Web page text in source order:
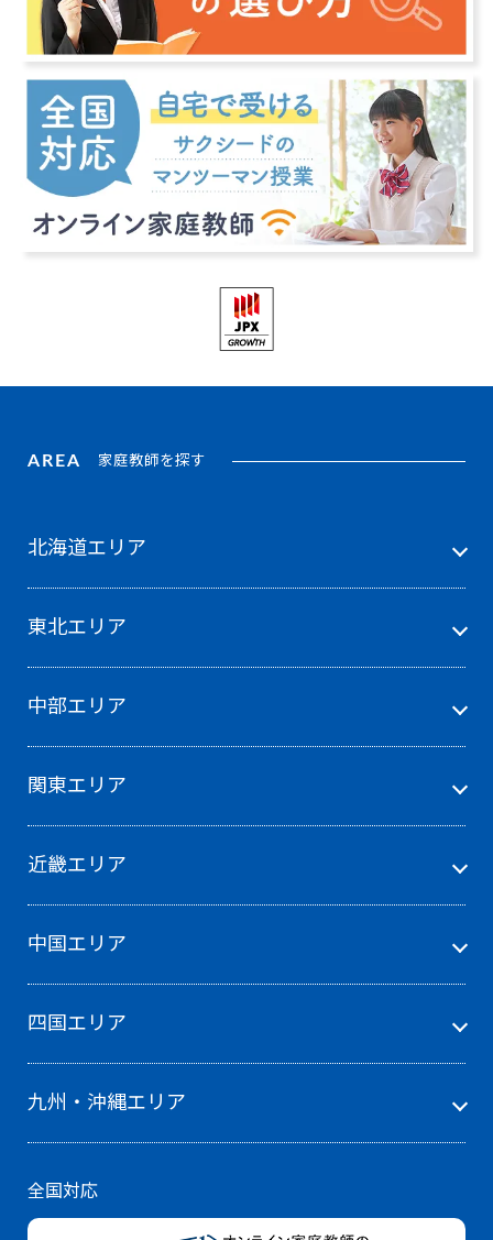
AREA 家庭教師を探す
北海道エリア
東北エリア
中部エリア
関東エリア
近畿エリア
中国エリア
四国エリア
九州・沖縄エリア
全国対応